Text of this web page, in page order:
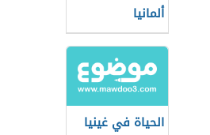
ألمانيا
الحياة في غينيا